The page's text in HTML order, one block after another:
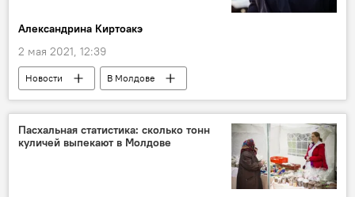
Александрина Киртоакэ
2 мая 2021, 12:39
Новости
В Молдове
Происшествия
Пасхальная статистика: сколько тонн
куличей выпекают в Молдове